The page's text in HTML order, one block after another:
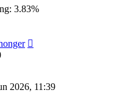
3.83%
2026, 11:39